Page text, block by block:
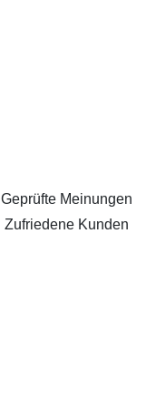
Geprüfte Meinungen
Zufriedene Kunden